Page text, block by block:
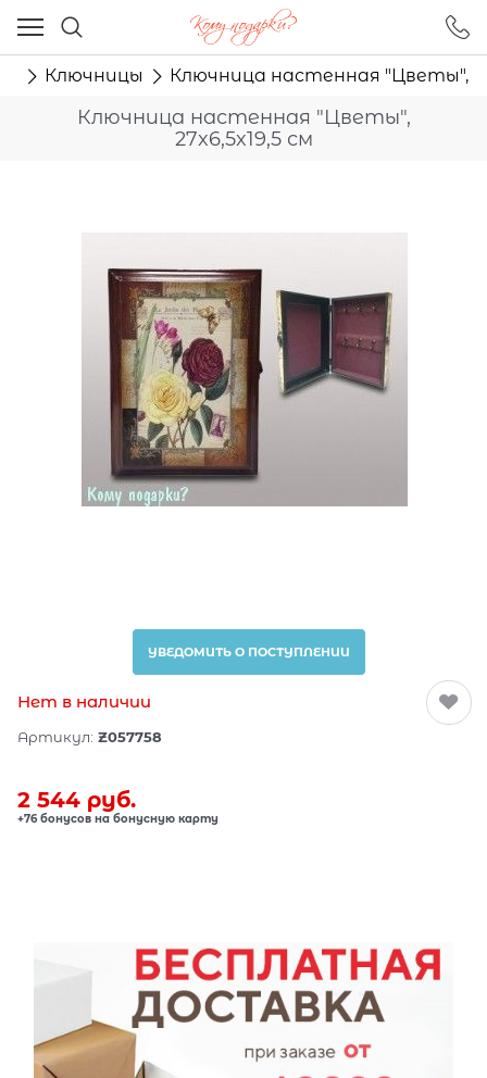
Ключницы Ключница настенная "Цветы",
Ключница настенная "Цветы",
27x6,5x19,5 см
УВЕДОМИТЬ О ПОСТУПЛЕНИИ
Нет в наличии
Артикул: Z057758
2 544 руб.
+76 бонусов на бонусную карту
Ваш город - Москва,
угадали?
ДА НЕТ